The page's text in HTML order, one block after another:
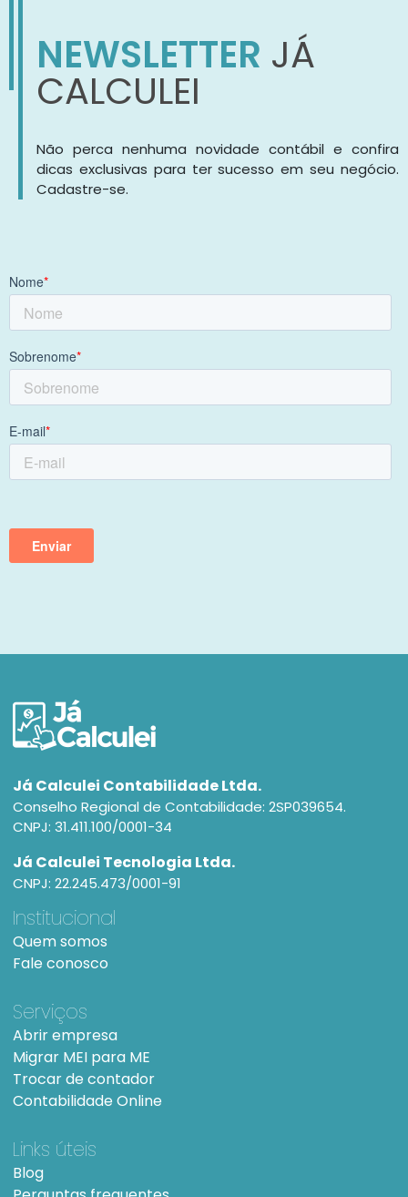
NEWSLETTER JÁ
CALCULEI
Não perca nenhuma novidade contábil e confira
dicas exclusivas para ter sucesso em seu negócio.
Cadastre-se.
Já Calculei Contabilidade Ltda.
Conselho Regional de Contabilidade: 2SP039654.
CNPJ: 31.411.100/0001-34
Já Calculei Tecnologia Ltda.
CNPJ: 22.245.473/0001-91
Institucional
Quem somos
Fale conosco
Serviços
Abrir empresa
Migrar MEI para ME
Trocar de contador
Contabilidade Online
Links úteis
Blog